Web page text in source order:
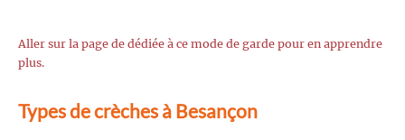
Aller sur la page de dédiée à ce mode de garde pour en apprendre
plus.
Types de crèches à Besançon